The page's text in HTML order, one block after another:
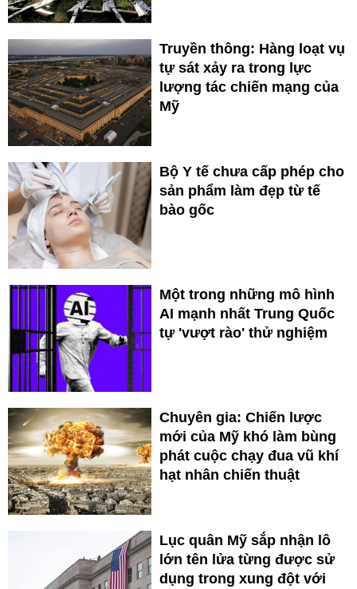
Truyền thông: Hàng loạt vụ
tự sát xảy ra trong lực
lượng tác chiến mạng của
Mỹ
Bộ Y tế chưa cấp phép cho
sản phẩm làm đẹp từ tế
bào gốc
Một trong những mô hình
AI mạnh nhất Trung Quốc
tự 'vượt rào' thử nghiệm
Chuyên gia: Chiến lược
mới của Mỹ khó làm bùng
phát cuộc chạy đua vũ khí
hạt nhân chiến thuật
Lục quân Mỹ sắp nhận lô
lớn tên lửa từng được sử
dụng trong xung đột với